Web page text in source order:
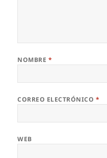
NOMBRE *
CORREO ELECTRÓNICO *
WEB